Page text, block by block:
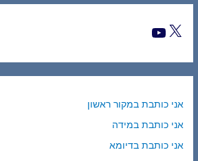
אני כותבת במקור ראשון
אני כותבת במידה
אני כותבת בדיומא